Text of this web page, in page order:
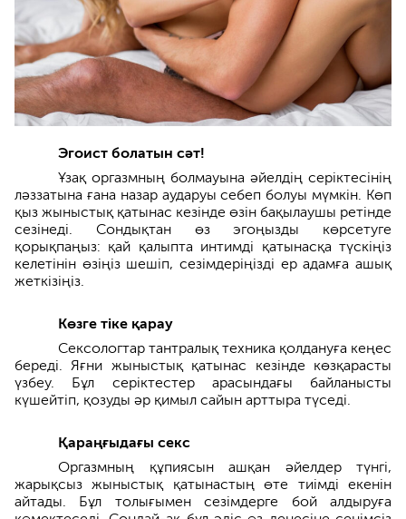
Эгоист болатын сәт!
Ұзақ оргазмның болмауына әйелдің серіктесінің
ләззатына ғана назар аударуы себеп болуы мүмкін. Көп
қыз жыныстық қатынас кезінде өзін бақылаушы ретінде
сезінеді. Сондықтан өз эгоңызды көрсетуге
қорықпаңыз: қай қалыпта интимді қатынасқа түскіңіз
келетінін өзіңіз шешіп, сезімдеріңізді ер адамға ашық
жеткізіңіз.
Көзге тіке қарау
Сексологтар тантралық техника қолдануға кеңес
береді. Яғни жыныстық қатынас кезінде көзқарасты
үзбеу. Бұл серіктестер арасындағы байланысты
күшейтіп, қозуды әр қимыл сайын арттыра түседі.
Қараңғыдағы секс
Оргазмның құпиясын ашқан әйелдер түнгі,
жарықсыз жыныстық қатынастың өте тиімді екенін
айтады. Бұл толығымен сезімдерге бой алдыруға